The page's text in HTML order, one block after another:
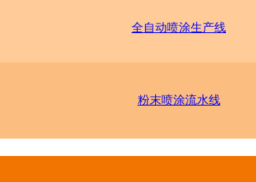
全自动喷涂生产线
粉末喷涂流水线